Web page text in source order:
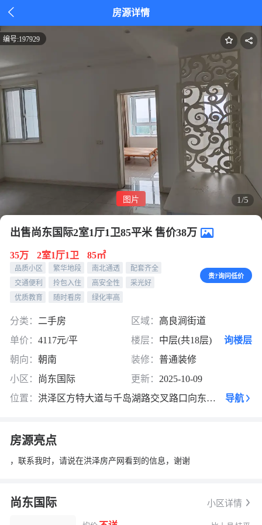
 房源详情
1/5
图片
编号:197929
出售尚东国际2室1厅1卫85平米 售价38万
35万 2室1厅1卫 85㎡
品质小区 繁华地段 南北通透
配套齐全
交通便利
拎包入住 高安全性
采光好
优质教育
随时看房 绿化率高
贵?询问低价
分类： 二手房 区域： 高良涧街道
单价： 4117元/平 楼层： 中层(共18层)
询楼层
朝向： 朝南 装修： 普通装修
小区：
尚东国际 更新： 2025-10-09
位置： 洪泽区方特大道与千岛湖路交叉路口向东80米 导航
房源亮点
，联系我时，请说在洪泽房产网看到的信息，谢谢
尚东国际 小区详情
换一张 长按图片保存